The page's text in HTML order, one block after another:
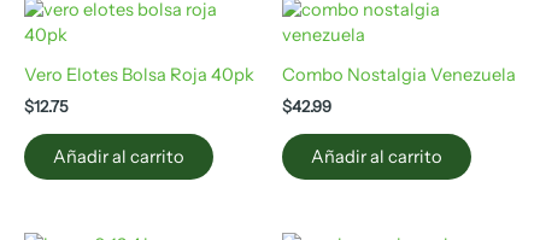
Vero Elotes Bolsa Roja 40pk
$12.75
Añadir al carrito
Combo Nostalgia Venezuela
$42.99
Añadir al carrito